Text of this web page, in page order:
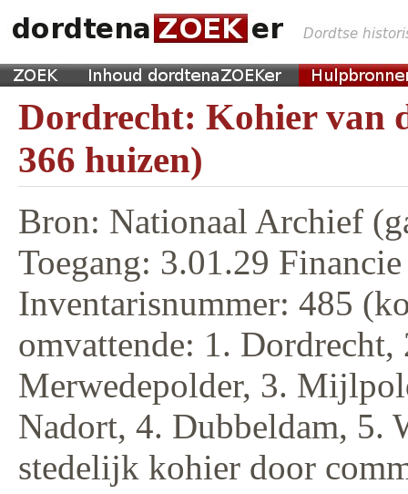
Dordrecht: Kohier van
366 huizen)
Bron: Nationaal Archief
Toegang: 3.01.29
Inventarisnummer: 485
omvattende: 1. Dordrecht,
Merwedepolder, 3.
Nadort, 4. Dubbeldam, 5.
stedelijk kohier door